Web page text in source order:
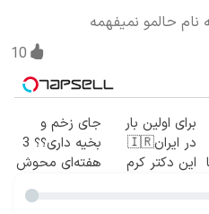
نام حالمو نمیفهمه
10
برای اولین بار
در ایران🇮🇷
این دکتر کرم
جای زخم و
بخیه داری؟؟ 3
هفته‌ای محوش